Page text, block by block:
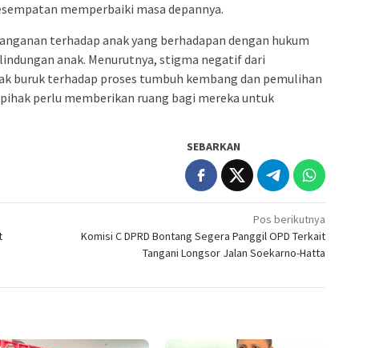
memperbaiki masa depannya.
terhadap anak yang berhadapan dengan hukum
anak. Menurutnya, stigma negatif dari
buruk terhadap proses tumbuh kembang dan pemulihan
perlu memberikan ruang bagi mereka untuk
SEBARKAN
Pos berikutnya
Komisi C DPRD Bontang Segera Panggil OPD Terkait
Tangani Longsor Jalan Soekarno-Hatta